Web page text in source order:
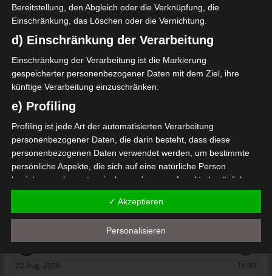
S)
Étoile Olympique Sidi Bouzid (EOSB) – Club Athléti
que Bizertin (CAB)
Die nächsten Begegnungen
SPIELTAG 1
22 Aug. 2026
PS Sakiet Eddaïer
- -
JS Omrane
22 Aug. 2026
16:30
Stade Tunisien
- -
CS Sfax
- -
- -
22 Aug. 2026
16:30
Bereitstellung, den Abgleich oder die Verknüpfung, die
Einschränkung, das Löschen oder die Vernichtung.
d) Einschränkung der Verarbeitung
Einschränkung der Verarbeitung ist die Markierung
gespeicherter personenbezogener Daten mit dem Ziel, ihre
künftige Verarbeitung einzuschränken.
e) Profiling
Profiling ist jede Art der automatisierten Verarbeitung
personenbezogener Daten, die darin besteht, dass diese
personenbezogenen Daten verwendet werden, um bestimmte
persönliche Aspekte, die sich auf eine natürliche Person
beziehen, zu bewerten, insbesondere, um Aspekte bezüglich
Arbeitsleistung, wirtschaftlicher Lage, Gesundheit, persönlicher
Vorlieben, Interessen, Zuverlässigkeit, Verhalten, Aufenthaltsort
oder Ortswechsel dieser natürlichen Person zu analysieren oder
f) Pseudonymisierung
Pseudonymisierung ist die Verarbeitung personenbezogener
✓ Akzeptieren
Personalisieren